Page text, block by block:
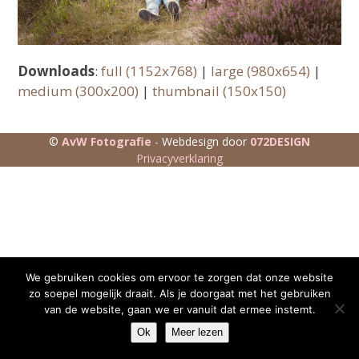
Downloads:full (1152x768) | large (980x654) |
medium (300x200) |thumbnail (150x150)
© AvW Fotografie - Webdesign door 072DESIGN
Privacyverklaring
We gebruiken cookies om ervoor te zorgen dat onze website
zo soepel mogelijk draait. Als je doorgaat met het gebruiken
van de website, gaan we er vanuit dat ermee instemt.
Ok Meer lezen